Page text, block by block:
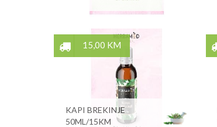
15,00 KM
KAPI BREKINJE
50ML/15KM